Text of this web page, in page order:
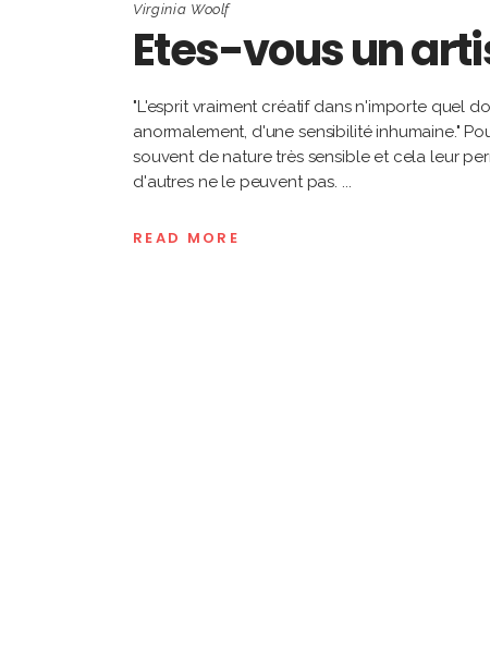
Virginia Woolf
Etes-vous un
"L'esprit vraiment créatif dans n'importe quel
anormalement, d'une sensibilité inhumaine."
souvent de nature très sensible et cela leur
d'autres ne le peuvent pas.
READ MORE